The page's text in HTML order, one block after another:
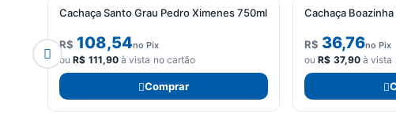
Cachaça Santo Grau Pedro Ximenes 750ml
R$ 108,54no Pix
ouR$ 111,90à vista no cartão
Comprar
Cachaça
R$ 36,76no Pix
ouR$ 37,90à vista